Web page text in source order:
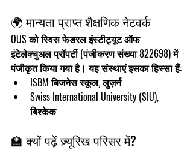
🌍 मान्यता प्राप्त शैक्षणिक नेटवर्क
OUS को स्विस फेडरल इंस्टीट्यूट ऑफ
इंटेलेक्चुअल प्रॉपर्टी (पंजीकरण संख्या 822698) में
पंजीकृत किया गया है। यह संस्थाएं इसका हिस्सा हैं:
ISBM बिजनेस स्कूल, लुज़र्न
Swiss International University (SIU),
बिश्केक
🏫 क्यों पढ़ें ज़्यूरिख परिसर में?